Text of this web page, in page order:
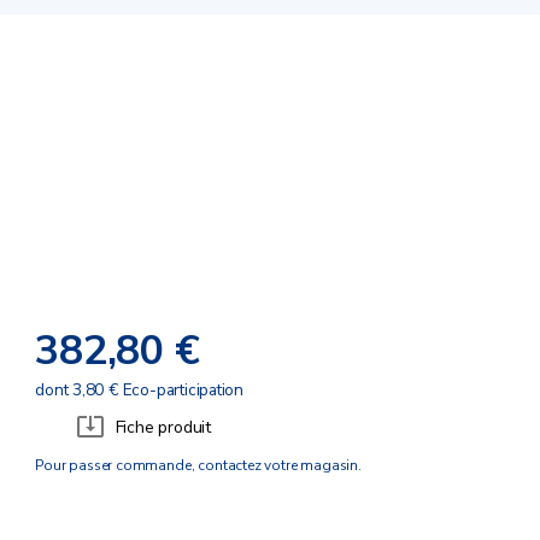
382,80 €
dont 3,80 € Eco-participation
Fiche produit
Pour passer commande, contactez votre magasin.